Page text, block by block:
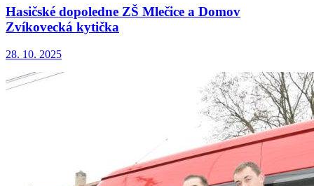
Hasičské dopoledne ZŠ Mlečice a Domov
Zvíkovecká kytička
28. 10. 2025